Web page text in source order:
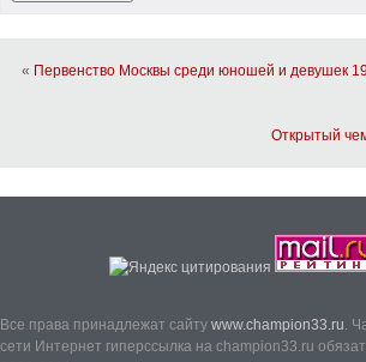
« Первенство Москвы среди юношей и девушек
Открытый
Все права принадлежат сайту www.champion33.ru.
сети Интернет гиперссылка на champion33.ru